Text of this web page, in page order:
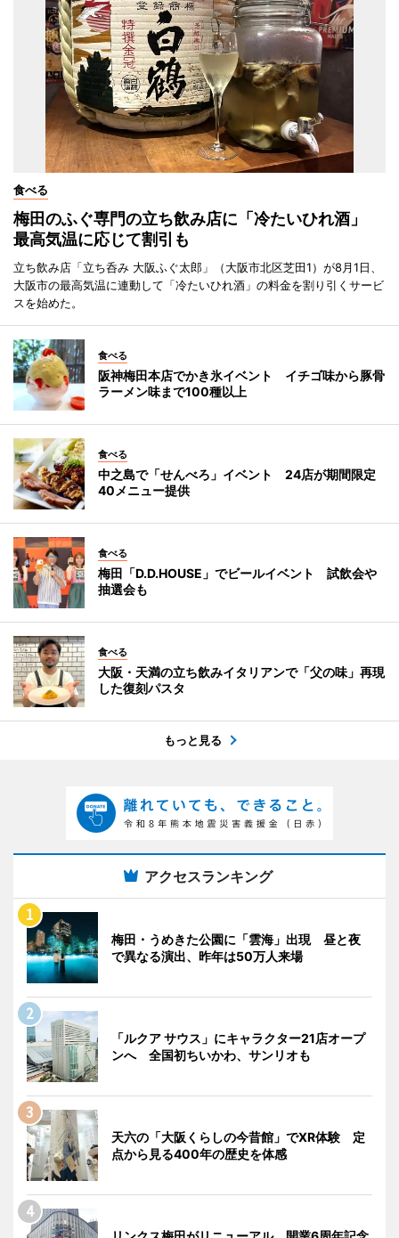
食べる
梅田のふぐ専門の立ち飲み店に「冷たいひれ酒」
最高気温に応じて割引も
立ち飲み店「立ち呑み 大阪ふぐ太郎」（大阪市北区芝田1）が8月1日、
大阪市の最高気温に連動して「冷たいひれ酒」の料金を割り引くサービ
スを始めた。
食べる
阪神梅田本店でかき氷イベント イチゴ味から豚骨
ラーメン味まで100種以上
食べる
中之島で「せんべろ」イベント 24店が期間限定
40メニュー提供
食べる
梅田「D.D.HOUSE」でビールイベント 試飲会や
抽選会も
食べる
大阪・天満の立ち飲みイタリアンで「父の味」再現
した復刻パスタ
もっと見る
アクセスランキング
梅田・うめきた公園に「雲海」出現 昼と夜
で異なる演出、昨年は50万人来場
「ルクア サウス」にキャラクター21店オープ
ンへ 全国初ちいかわ、サンリオも
天六の「大阪くらしの今昔館」でXR体験 定
点から見る400年の歴史を体感